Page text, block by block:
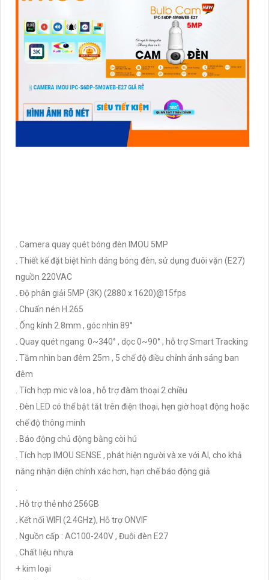
. Camera quay quét bóng đèn IMOU 5MP
. Thiết kế đặt biệt hình dáng bóng đèn, sử dụng đuôi vặn (E27)
nguồn 220VAC
. Độ phân giải 5MP (3K) (2880 x 1620)@15fps
. Chuẩn nén H.265
. Ống kính 2.8mm , góc nhìn 89°
. Quay quét ngang: 0~340° , dọc 0~90° , hỗ trợ Smart Tracking
. Tầm nhìn ban đêm 25m , 5 chế độ điều chỉnh ánh sáng ban
đêm
. Tích hợp mic và loa , hỗ trợ đàm thoại 2 chiều
. Đèn LED có thể bật tắt trên điện thoại, hẹn giờ hoạt động hoặc
chế độ thông minh
. Báo động chủ động bằng còi hú
. Tích hợp IMOU SENSE , phát hiện người và xe với AI, cho khả
năng nhận diện chính xác hơn, hạn chế báo động giả
. Hỗ trợ thẻ nhớ 256GB
. Kết nối WIFI (2.4GHz), Hỗ trợ ONVIF
. Nguồn cấp : AC100-240V , Đuôi đèn E27
. Chất liệu nhựa
+ kim loại